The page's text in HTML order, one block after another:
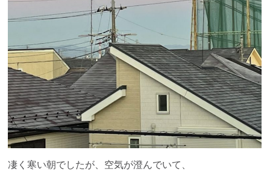
凄く寒い朝でしたが、空気が澄んでいて、